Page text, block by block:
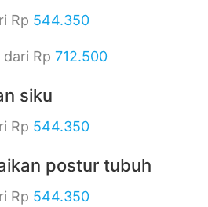
Rp 544.350
dari Rp 712.500
siku
Rp 544.350
postur tubuh
Rp 544.350